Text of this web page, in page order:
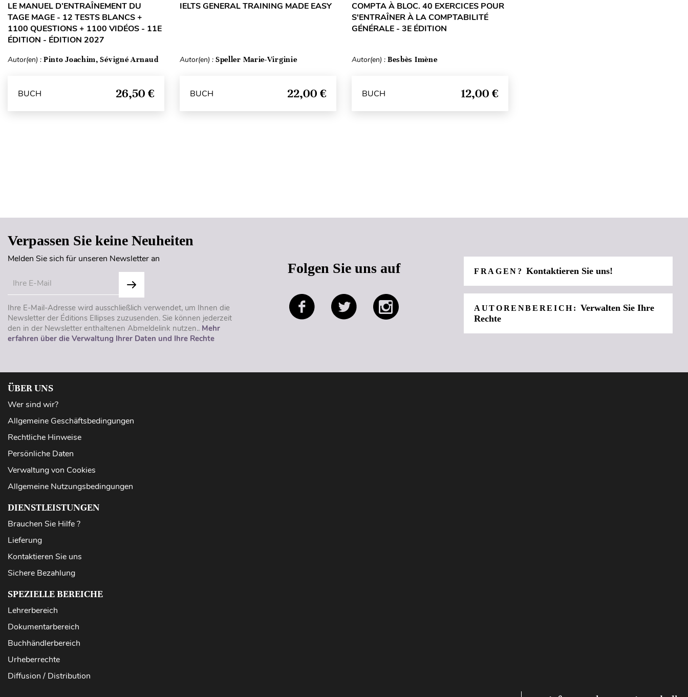
LE MANUEL D’ENTRAÎNEMENT DU
TAGE MAGE - 12 TESTS BLANCS +
1100 QUESTIONS + 1100 VIDÉOS - 11E
ÉDITION - ÉDITION 2027
Autor(en) : Pinto Joachim, Sévigné Arnaud
BUCH 26,50 €
IELTS GENERAL TRAINING MADE EASY
Autor(en) : Speller Marie-Virginie
BUCH 22,00 €
COMPTA À BLOC. 40 EXERCICES POUR
S'ENTRAÎNER À LA COMPTABILITÉ
GÉNÉRALE - 3E ÉDITION
Autor(en) : Besbès Imène
BUCH 12,00 €
Verpassen Sie keine Neuheiten
Melden Sie sich für unseren Newsletter an
Ihre E-Mail-Adresse wird ausschließlich verwendet, um Ihnen die
Newsletter der Éditions Ellipses zuzusenden. Sie können jederzeit
den in der Newsletter enthaltenen Abmeldelink nutzen.. Mehr
erfahren über die Verwaltung Ihrer Daten und Ihre Rechte
Folgen Sie uns auf FRAGEN?Kontaktieren Sie uns!
AUTORENBEREICH:Verwalten Sie Ihre
Rechte
ÜBER UNS
Wer sind wir?
Allgemeine Geschäftsbedingungen
Rechtliche Hinweise
Persönliche Daten
Verwaltung von Cookies
Allgemeine Nutzungsbedingungen
DIENSTLEISTUNGEN
Brauchen Sie Hilfe ?
Lieferung
Kontaktieren Sie uns
Sichere Bezahlung
SPEZIELLE BEREICHE
Lehrerbereich
Dokumentarbereich
Buchhändlerbereich
Urheberrechte
Diffusion / Distribution